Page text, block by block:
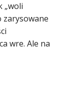
„woli
zarysowane
wre. Ale na